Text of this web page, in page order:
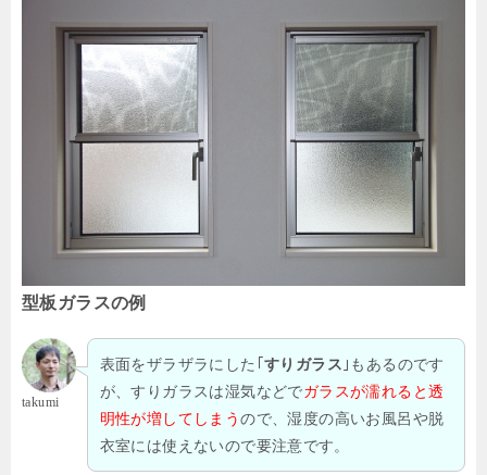
型板ガラスの例
takumi
表面をザラザラにした｢ すりガラス ｣もあるのです
が、すりガラスは湿気などでガラスが濡れると透
明性が増してしまうので、湿度の高いお風呂や脱
衣室には使えないので要注意です。